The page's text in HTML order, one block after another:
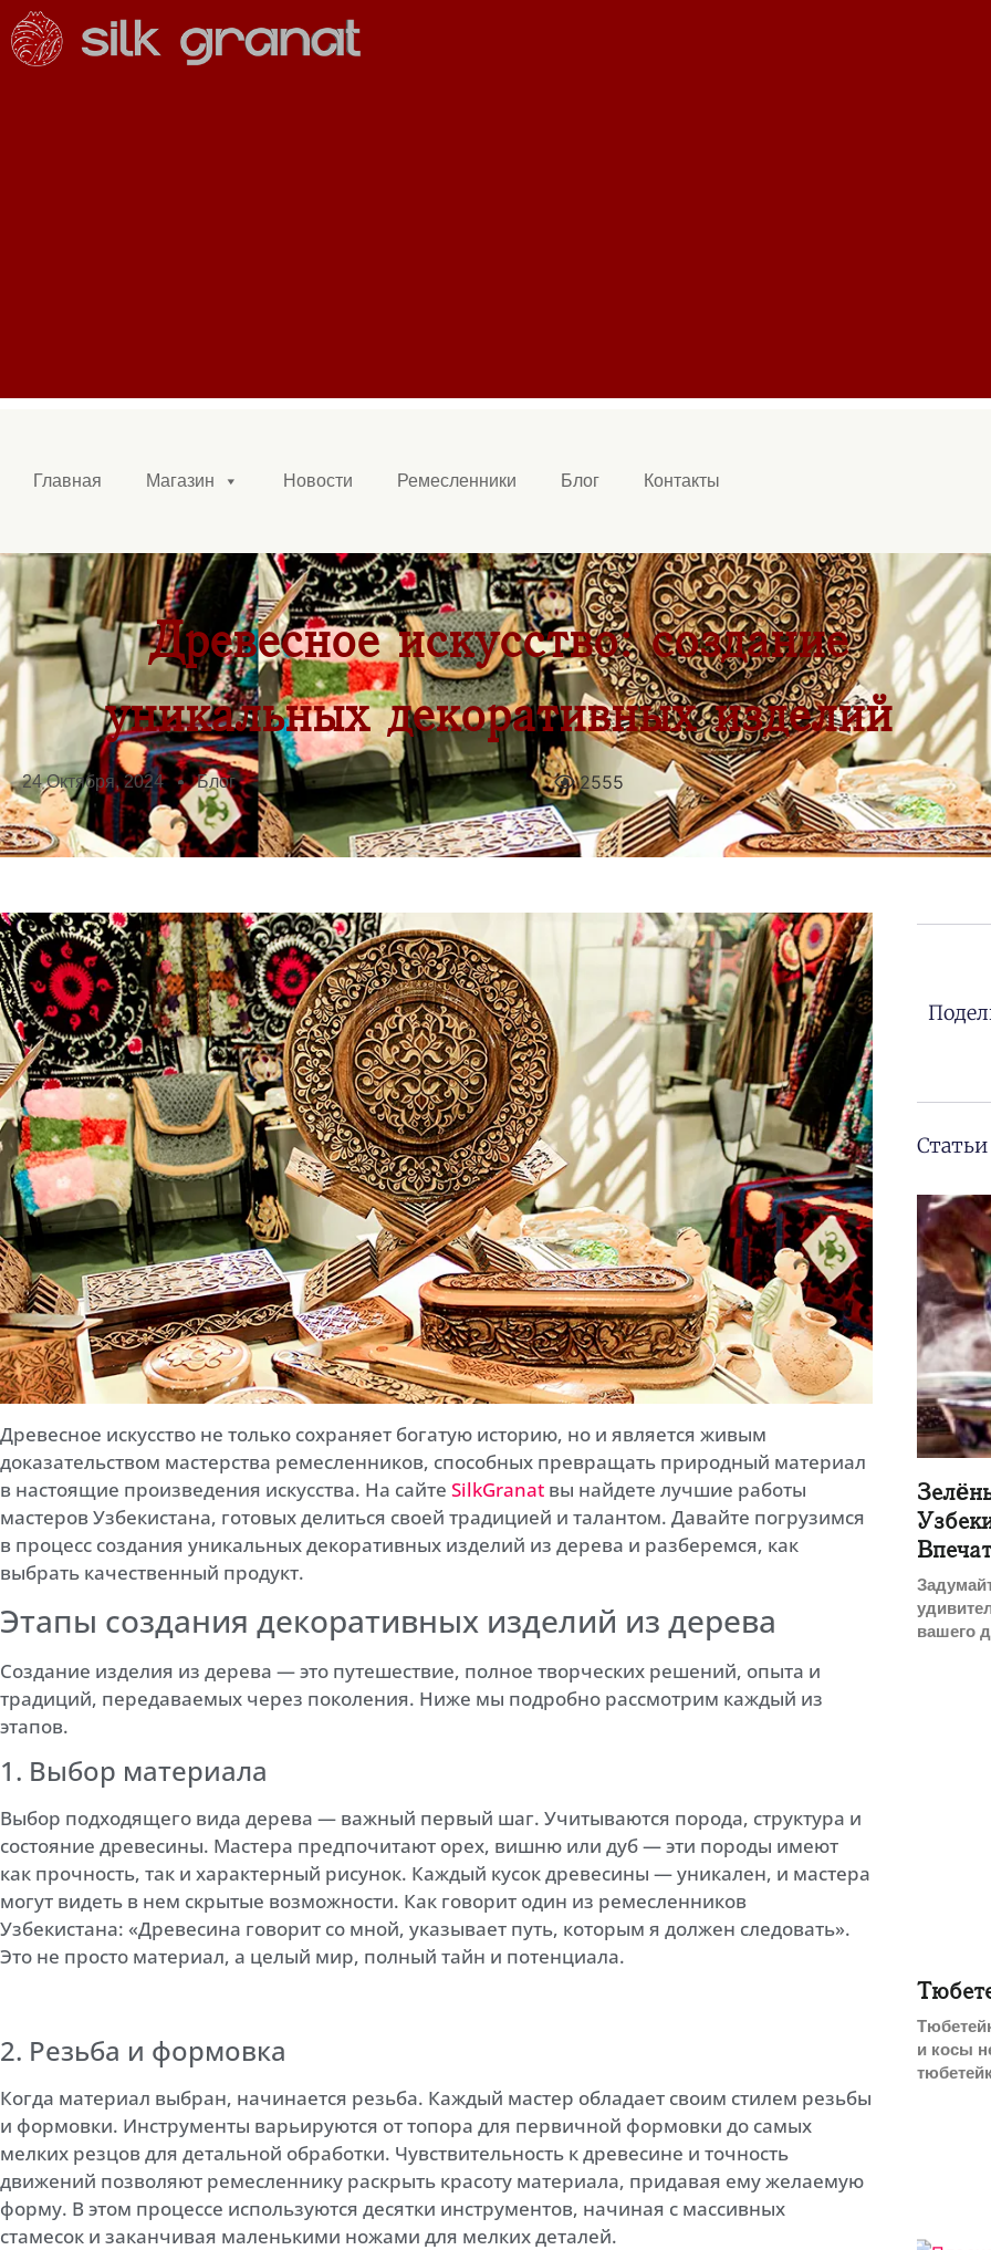
Главная Магазин Новости Ремесленники Блог Контакты
Древесное искусство: создание
уникальных декоративных изделий
24 Октября, 2024 Блог 2555
Древесное искусство не только сохраняет богатую историю, но и является живым
доказательством мастерства ремесленников, способных превращать природный материал
в настоящие произведения искусства. На сайте SilkGranat вы найдете лучшие работы
мастеров Узбекистана, готовых делиться своей традицией и талантом. Давайте погрузимся
в процесс создания уникальных декоративных изделий из дерева и разберемся, как
выбрать качественный продукт.
Этапы создания декоративных изделий из дерева
Создание изделия из дерева — это путешествие, полное творческих решений, опыта и
традиций, передаваемых через поколения. Ниже мы подробно рассмотрим каждый из
этапов.
1. Выбор материала
Выбор подходящего вида дерева — важный первый шаг. Учитываются порода, структура и
состояние древесины. Мастера предпочитают орех, вишню или дуб — эти породы имеют
как прочность, так и характерный рисунок. Каждый кусок древесины — уникален, и мастера
могут видеть в нем скрытые возможности. Как говорит один из ремесленников
Узбекистана: «Древесина говорит со мной, указывает путь, которым я должен следовать».
Это не просто материал, а целый мир, полный тайн и потенциала.
2. Резьба и формовка
Когда материал выбран, начинается резьба. Каждый мастер обладает своим стилем резьбы
и формовки. Инструменты варьируются от топора для первичной формовки до самых
мелких резцов для детальной обработки. Чувствительность к древесине и точность
движений позволяют ремесленнику раскрыть красоту материала, придавая ему желаемую
форму. В этом процессе используются десятки инструментов, начиная с массивных
стамесок и заканчивая маленькими ножами для мелких деталей.
Статьи
вашего
и косы